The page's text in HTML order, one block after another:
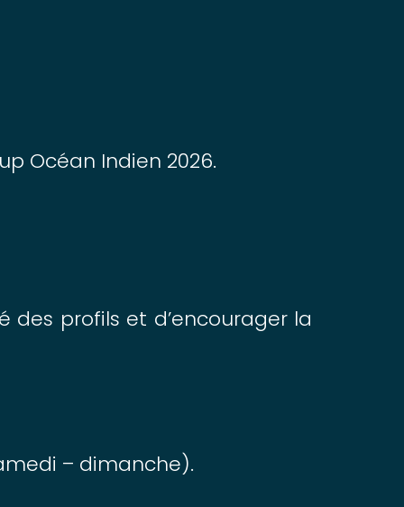
Océan Indien 2026.
des profils et d’encourager la
– dimanche).